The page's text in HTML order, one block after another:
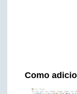
Como